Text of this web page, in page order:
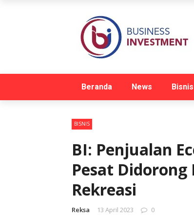
Beranda News Bisnis
BISNIS
BI: Penjualan
Pesat
Rekreasi
Reksa 13 April 2023 0